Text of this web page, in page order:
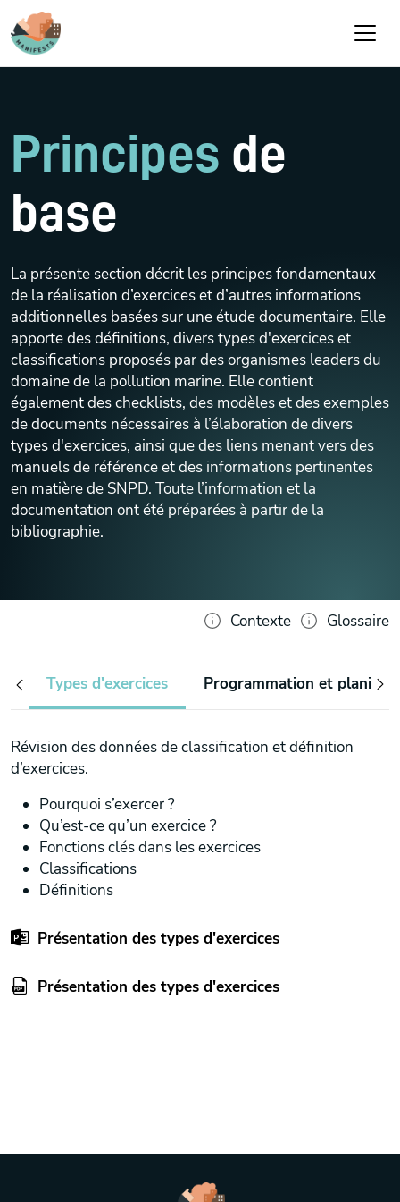
Aller au contenu principal
Principes de
base
La présente section décrit les principes fondamentaux
de la réalisation d’exercices et d’autres informations
additionnelles basées sur une étude documentaire. Elle
apporte des définitions, divers types d'exercices et
classifications proposés par des organismes leaders du
domaine de la pollution marine. Elle contient
également des checklists, des modèles et des exemples
de documents nécessaires à l’élaboration de divers
types d'exercices, ainsi que des liens menant vers des
manuels de référence et des informations pertinentes
en matière de SNPD. Toute l’information et la
documentation ont été préparées à partir de la
bibliographie.
Types d'exercices Programmation et
Contexte Glossaire
Révision des données de classification et définition
d’exercices.
Pourquoi s’exercer ?
Qu’est-ce qu’un exercice ?
Fonctions clés dans les exercices
Classifications
Définitions
Présentation des types d'exercices
Présentation des types d'exercices